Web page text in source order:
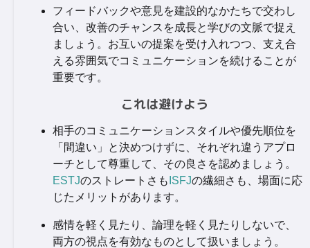
フィードバックや意見を建設的なかたちで交わし
合い、改善のチャンスを成長と学びの文脈で捉え
ましょう。お互いの提案を受け入れつつ、支え合
える雰囲気でコミュニケーションを続けることが
重要です。
これは避けよう
相手のコミュニケーションスタイルや優先順位を
「間違い」と決めつけずに、それぞれ違うアプロ
ーチとして尊重して、その良さを認めましょう。
ESTJのストレートさも ISFJの繊細さも、場面に応
じたメリットがあります。
感情を軽く見たり、論理を軽く見たりしないで、
両方の視点を有効なものとして扱いましょう。